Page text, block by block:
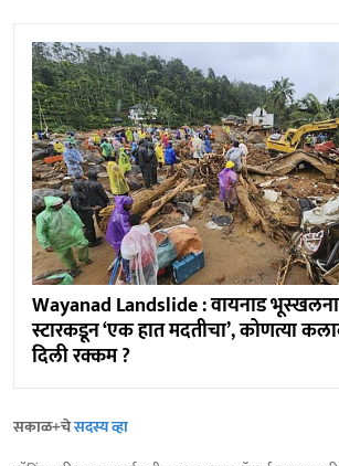
Wayanad Landslide : वायनाड
स्टारकडून ‘एक हात मदतीचा’, कोणत्या
दिली रक्कम ?
सकाळ+चेसदस्य व्हा